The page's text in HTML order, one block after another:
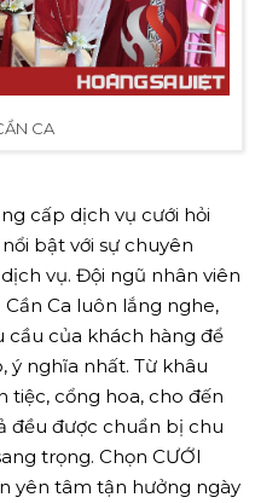
CA
cấp dịch vụ cưới hỏi
bật với sự chuyên
vụ. Đội ngũ nhân viên
Ca luôn lắng nghe,
cầu của khách hàng để
ý nghĩa nhất. Từ khâu
tiệc, cổng hoa, cho đến
đều được chuẩn bị chu
trọng. Chọn CƯỚI
yên tâm tận hưởng ngày